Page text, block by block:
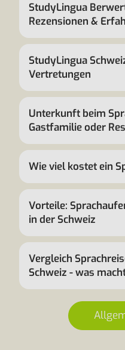
StudyLingua
Rezensionen &
StudyLingua
Vertretungen
Unterkunft beim
Gastfamilie oder
Wie viel kostet ein
Vorteile:
in der Schweiz
Vergleich
Schweiz - was